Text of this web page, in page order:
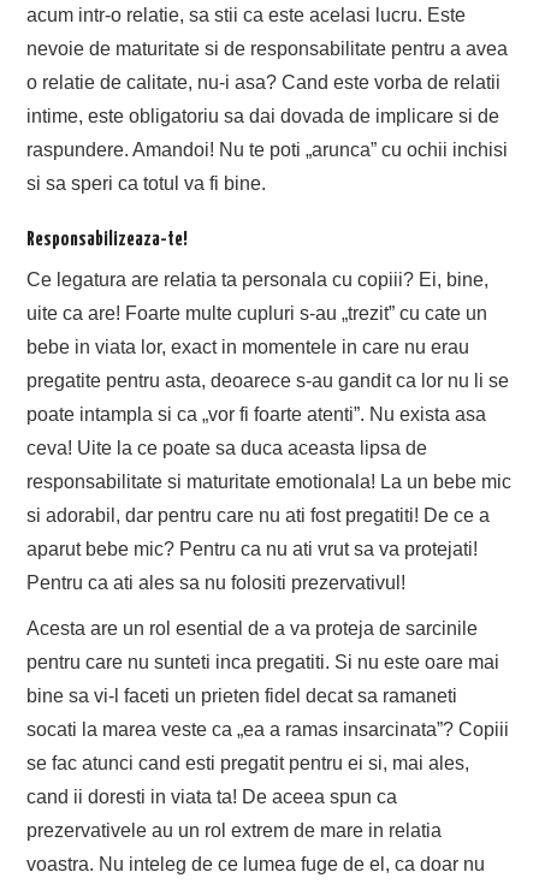
acum intr-o relatie, sa stii ca este acelasi lucru. Este
nevoie de maturitate si de responsabilitate pentru a avea
o relatie de calitate, nu-i asa? Cand este vorba de relatii
intime, este obligatoriu sa dai dovada de implicare si de
raspundere. Amandoi! Nu te poti „arunca” cu ochii inchisi
si sa speri ca totul va fi bine.
Responsabilizeaza-te!
Ce legatura are relatia ta personala cu copiii? Ei, bine,
uite ca are! Foarte multe cupluri s-au „trezit” cu cate un
bebe in viata lor, exact in momentele in care nu erau
pregatite pentru asta, deoarece s-au gandit ca lor nu li se
poate intampla si ca „vor fi foarte atenti”. Nu exista asa
ceva! Uite la ce poate sa duca aceasta lipsa de
responsabilitate si maturitate emotionala! La un bebe mic
si adorabil, dar pentru care nu ati fost pregatiti! De ce a
aparut bebe mic? Pentru ca nu ati vrut sa va protejati!
Pentru ca ati ales sa nu folositi prezervativul!
Acesta are un rol esential de a va proteja de sarcinile
pentru care nu sunteti inca pregatiti. Si nu este oare mai
bine sa vi-l faceti un prieten fidel decat sa ramaneti
socati la marea veste ca „ea a ramas insarcinata”? Copiii
se fac atunci cand esti pregatit pentru ei si, mai ales,
cand ii doresti in viata ta! De aceea spun ca
prezervativele au un rol extrem de mare in relatia
voastra. Nu inteleg de ce lumea fuge de el, ca doar nu